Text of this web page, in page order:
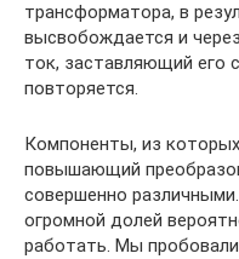
трансформатора, в
высвобождается и
ток, заставляющий его
повторяется.
Компоненты, из
повышающий
совершенно
огромной долей
работать. Мы